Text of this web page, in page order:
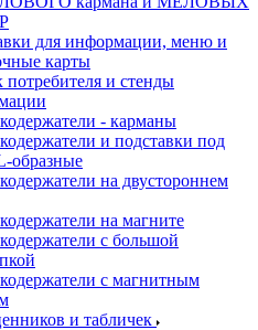
для информации, меню и
карты
потребителя и стенды
- карманы
и подставки под
образные
на двустороннем
на магните
с большой
с магнитным
и табличек